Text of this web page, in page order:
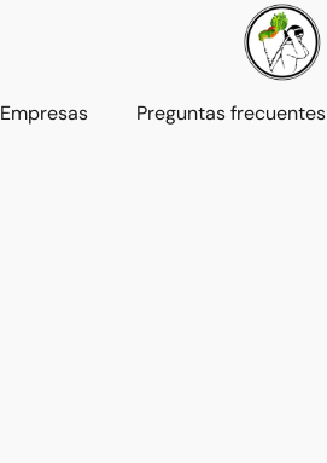
Empresas Preguntas frecuentes